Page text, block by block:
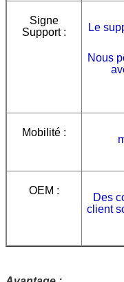
Signe
Support :
Le
Nous
Mobilité :
OEM :
Des
client